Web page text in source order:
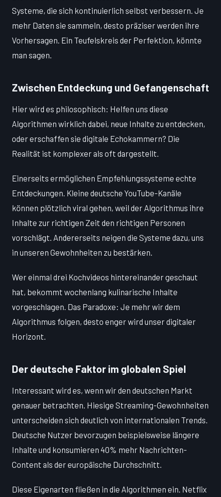
Systeme, die sich kontinuierlich selbst verbessern. Je
mehr Daten sie sammeln, desto präziser werden ihre
Vorhersagen. Ein Teufelskreis der Perfektion, könnte
man sagen.
Zwischen Entdeckung und Gefangenschaft
Hier wird es philosophisch: Helfen uns diese
Algorithmen wirklich dabei, neue Inhalte zu entdecken,
oder erschaffen sie digitale Echokammern? Die
Realität ist komplexer als oft dargestellt.
Einerseits ermöglichen Empfehlungssysteme echte
Entdeckungen. Kleine deutsche YouTube-Kanäle
können plötzlich viral gehen, weil der Algorithmus ihre
Inhalte zur richtigen Zeit den richtigen Personen
vorschlägt. Andererseits neigen die Systeme dazu, uns
in unseren Gewohnheiten zu bestärken.
Wer einmal drei Kochvideos hintereinander geschaut
hat, bekommt wochenlang kulinarische Inhalte
vorgeschlagen. Das Paradoxe: Je mehr wir dem
Algorithmus folgen, desto enger wird unser digitaler
Horizont.
Der deutsche Faktor im globalen Spiel
Interessant wird es, wenn wir den deutschen Markt
genauer betrachten. Hiesige Streaming-Gewohnheiten
unterscheiden sich deutlich von internationalen Trends.
Deutsche Nutzer bevorzugen beispielsweise längere
Inhalte und konsumieren 40% mehr Nachrichten-
Content als der europäische Durchschnitt.
Diese Eigenarten fließen in die Algorithmen ein. Netflix